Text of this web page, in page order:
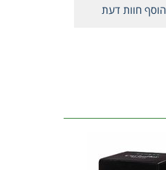
הוסף חוות דעת